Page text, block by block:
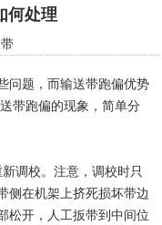
何处理
问题，而输送带跑偏优势
带跑偏的现象，简单分
调校。注意，调校时只
侧在机架上挤死损坏带边
松开，人工扳带到中间位